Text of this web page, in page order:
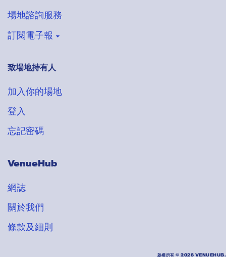
場地諮詢服務
訂閱電子報
登記收取VenueHub電子通訊
搶先獲得最新場地情報
致場地持有人
加入你的場地
登入
忘記密碼
VenueHub
網誌
關於我們
條款及細則
版權所有 ©2026 VENUEHUB.